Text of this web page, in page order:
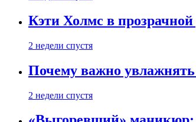
Кэти Холмс в
2 недели спустя
Почему важно
2 недели спустя